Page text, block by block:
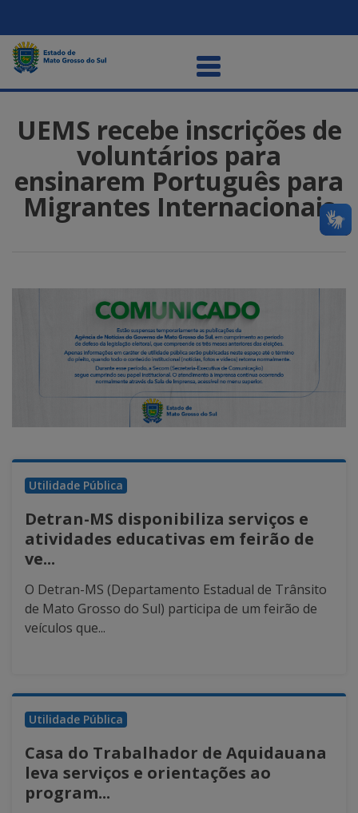
UEMS recebe inscrições de
voluntários para
ensinarem Português para
Migrantes Internacionais
Utilidade Pública
Detran-MS disponibiliza serviços e
atividades educativas em feirão de
ve...
O Detran-MS (Departamento Estadual de Trânsito
de Mato Grosso do Sul) participa de um feirão de
veículos que...
Utilidade Pública
Casa do Trabalhador de Aquidauana
leva serviços e orientações ao
program...